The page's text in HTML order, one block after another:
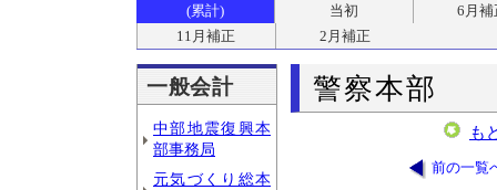
(累計) 当初
6月補
11月補正
2月補正
一般会計
中部地震復興本
部事務局
元気づくり総本
警察本部
も
前の一覧